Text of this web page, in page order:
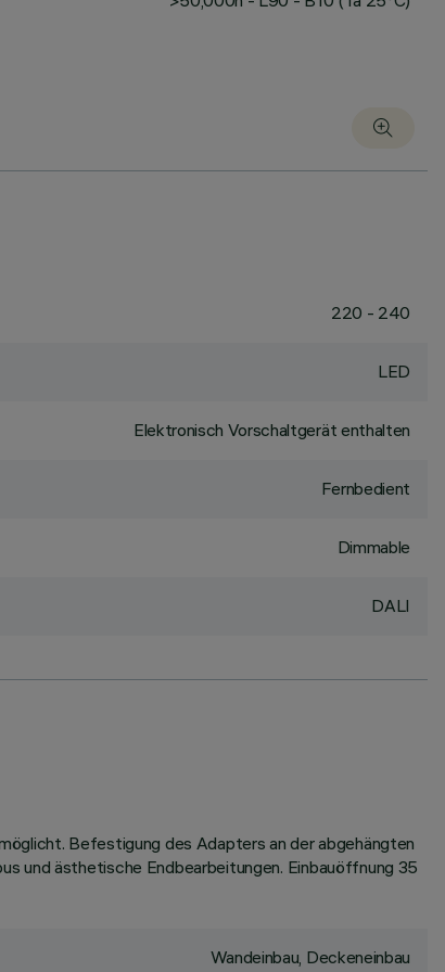
220 - 240
LED
Elektronisch Vorschaltgerät enthalten
Fernbedient
Dimmable
DALI
Befestigung des Adapters an der abgehängten
und ästhetische Endbearbeitungen. Einbauöffnung 35
Wandeinbau, Deckeneinbau